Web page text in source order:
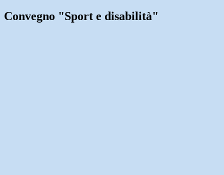
Convegno "Sport e disabilità"